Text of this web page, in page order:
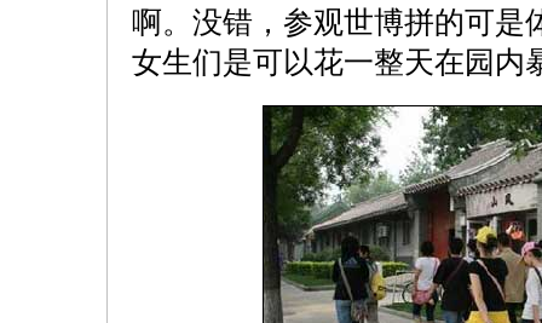
啊。没错，参观世博拼的可是
女生们是可以花一整天在园内